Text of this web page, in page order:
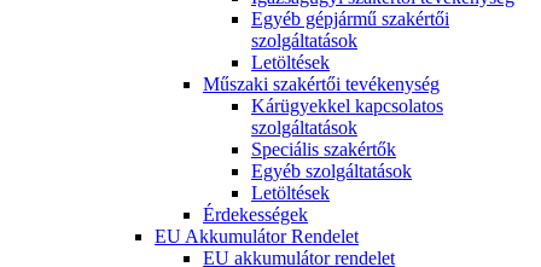
Egyéb gépjármű szakértői
szolgáltatások
Letöltések
Műszaki szakértői tevékenység
Kárügyekkel kapcsolatos
szolgáltatások
Speciális szakértők
Egyéb szolgáltatások
Letöltések
Érdekességek
EU Akkumulátor Rendelet
EU akkumulátor rendelet